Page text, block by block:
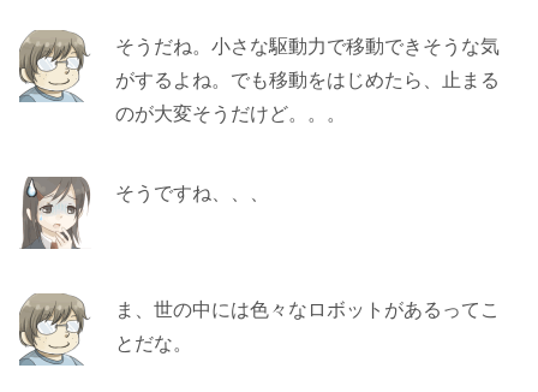
そうだね。小さな駆動力で移動できそうな気
がするよね。でも移動をはじめたら、止まる
のが大変そうだけど。。。
そうですね、、、
ま、世の中には色々なロボットがあるってこ
とだな。